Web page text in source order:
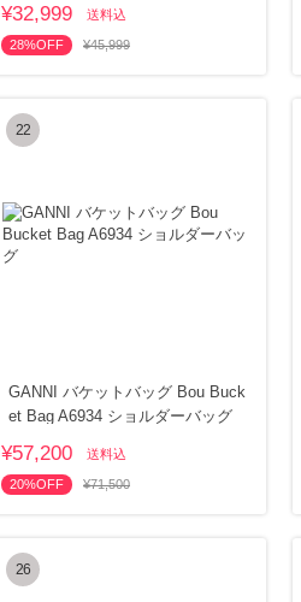
¥32,999 送料込
28%OFF ¥45,999
22
GANNI バケットバッグ Bou Buck
et Bag A6934 ショルダーバッグ
¥57,200 送料込
20%OFF ¥71,500
26